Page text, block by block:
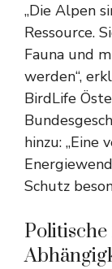
„Die Alpen
Ressource.
Fauna und
werden“,
BirdLife
hinzu:
Schutz